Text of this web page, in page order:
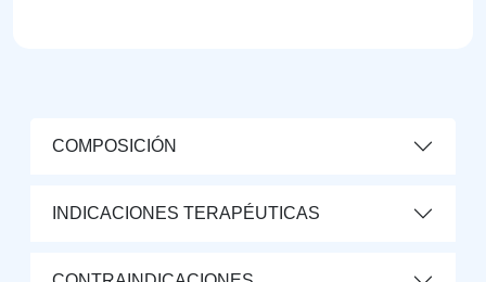
COMPOSICIÓN
INDICACIONES TERAPÉUTICAS